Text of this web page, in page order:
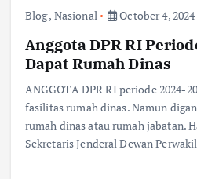
Blog, Nasional October 4, 2024
Anggota DPR RI
Dapat Rumah Dinas
ANGGOTA DPR RI periode 2024-
fasilitas rumah dinas. Namun
rumah dinas atau rumah jabatan.
Sekretaris Jenderal Dewan